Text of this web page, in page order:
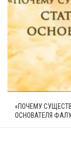
«ПОЧЕМУ
ОСНОВАТЕЛЯ